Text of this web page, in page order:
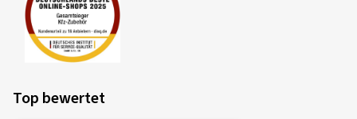
Top bewertet